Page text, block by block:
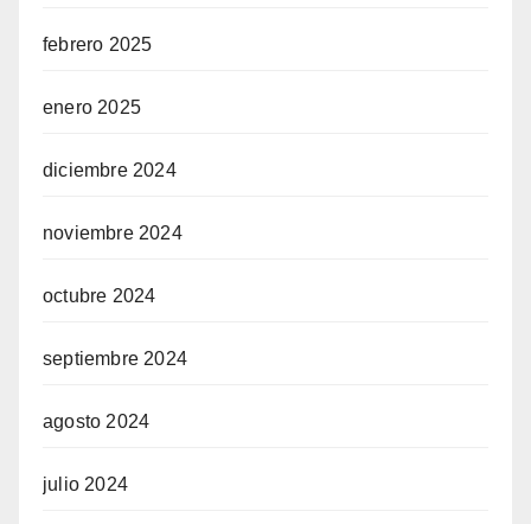
febrero 2025
enero 2025
diciembre 2024
noviembre 2024
octubre 2024
septiembre 2024
agosto 2024
julio 2024